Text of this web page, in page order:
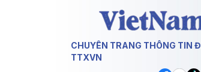
CHUYÊN TRANG THÔNG TIN
TTXVN